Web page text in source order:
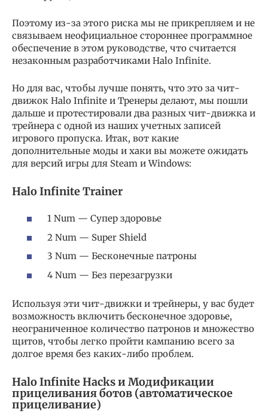
Поэтому из-за этого риска мы не прикрепляем и не
связываем неофициальное стороннее программное
обеспечение в этом руководстве, что считается
незаконным разработчиками Halo Infinite.
Но для вас, чтобы лучше понять, что это за чит-
движок Halo Infinite и Тренеры делают, мы пошли
дальше и протестировали два разных чит-движка и
трейнера с одной из наших учетных записей
игрового пропуска. Итак, вот какие
дополнительные моды и хаки вы можете ожидать
для версий игры для Steam и Windows:
Halo Infinite Trainer
1 Num — Супер здоровье
2 Num — Super Shield
3 Num — Бесконечные патроны
4 Num — Без перезагрузки
Используя эти чит-движки и трейнеры, у вас будет
возможность включить бесконечное здоровье,
неограниченное количество патронов и множество
щитов, чтобы легко пройти кампанию всего за
долгое время без каких-либо проблем.
Halo Infinite Hacks и Модификации
прицеливания ботов (автоматическое
прицеливание)